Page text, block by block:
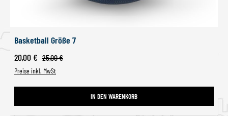
Basketball Größe 7
Verkaufspreis:
20,00 € Regulärer Preis:
25,00 €
Preise inkl. MwSt
IN DEN WARENKORB